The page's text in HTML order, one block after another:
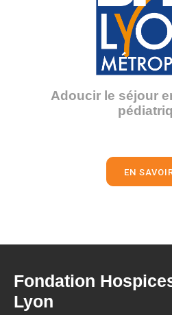
Adoucir le séjour
EN
Fondation
Lyon